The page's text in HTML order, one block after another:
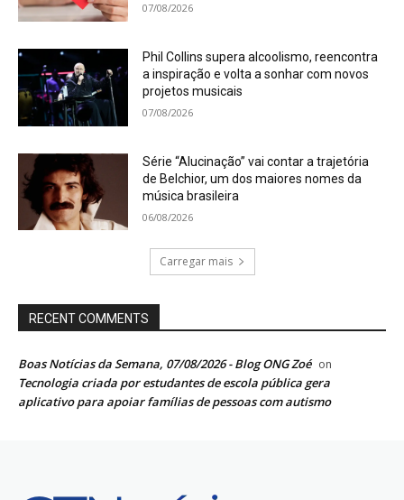
07/08/2026
Phil Collins supera alcoolismo, reencontra
a inspiração e volta a sonhar com novos
projetos musicais
07/08/2026
Série “Alucinação” vai contar a trajetória
de Belchior, um dos maiores nomes da
música brasileira
06/08/2026
Carregar mais
RECENT COMMENTS
Boas Notícias da Semana, 07/08/2026 - Blog ONG Zoé on
Tecnologia criada por estudantes de escola pública gera
aplicativo para apoiar famílias de pessoas com autismo